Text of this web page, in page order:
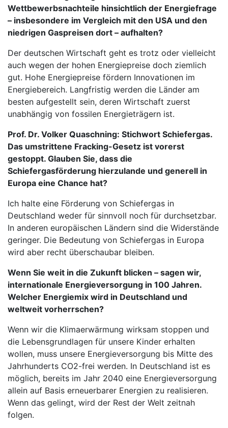
Wettbewerbsnachteile hinsichtlich der Energiefrage
– insbesondere im Vergleich mit den USA und den
niedrigen Gaspreisen dort – aufhalten?
Der deutschen Wirtschaft geht es trotz oder vielleicht
auch wegen der hohen Energiepreise doch ziemlich
gut. Hohe Energiepreise fördern Innovationen im
Energiebereich. Langfristig werden die Länder am
besten aufgestellt sein, deren Wirtschaft zuerst
unabhängig von fossilen Energieträgern ist.
Prof. Dr. Volker Quaschning: Stichwort Schiefergas.
Das umstrittene Fracking-Gesetz ist vorerst
gestoppt. Glauben Sie, dass die
Schiefergasförderung hierzulande und generell in
Europa eine Chance hat?
Ich halte eine Förderung von Schiefergas in
Deutschland weder für sinnvoll noch für durchsetzbar.
In anderen europäischen Ländern sind die Widerstände
geringer. Die Bedeutung von Schiefergas in Europa
wird aber recht überschaubar bleiben.
Wenn Sie weit in die Zukunft blicken – sagen wir,
internationale Energieversorgung in 100 Jahren.
Welcher Energiemix wird in Deutschland und
weltweit vorherrschen?
Wenn wir die Klimaerwärmung wirksam stoppen und
die Lebensgrundlagen für unsere Kinder erhalten
wollen, muss unsere Energieversorgung bis Mitte des
Jahrhunderts CO2-frei werden. In Deutschland ist es
möglich, bereits im Jahr 2040 eine Energieversorgung
allein auf Basis erneuerbarer Energien zu realisieren.
Wenn das gelingt, wird der Rest der Welt zeitnah
folgen.